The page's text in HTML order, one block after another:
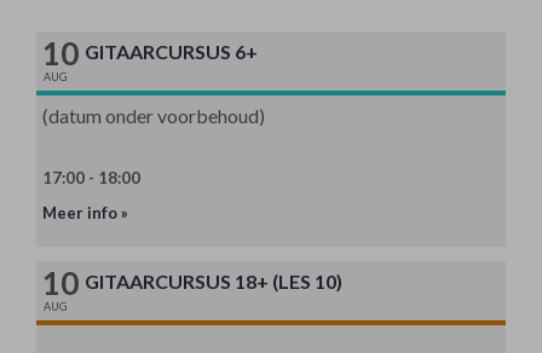
10
AUG
GITAARCURSUS 6+
(datum onder voorbehoud)
17:00 - 18:00
Meer info »
10
AUG
GITAARCURSUS 18+ (LES 10)